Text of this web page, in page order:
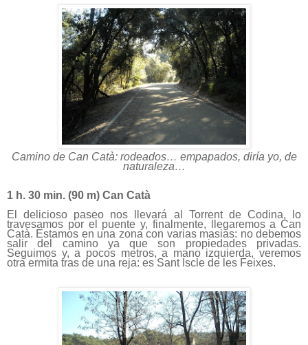
Camino de Can Catà: rodeados… empapados, diría yo, de
naturaleza…
1 h. 30 min. (90 m) Can Catà
El delicioso paseo nos llevará al Torrent de Codina, lo
travesamos por el puente y, finalmente, llegaremos a Can
Catà. Estamos en una zona con varias masias: no debemos
salir del camino ya que son propiedades privadas.
Seguimos y, a pocos metros, a mano izquierda, veremos
otra ermita tras de una reja: es Sant Iscle de les Feixes.